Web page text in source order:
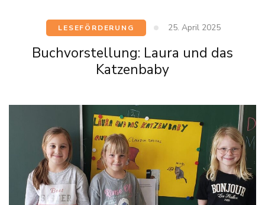
LESEFÖRDERUNG 25. April 2025
Buchvorstellung: Laura und das
Katzenbaby